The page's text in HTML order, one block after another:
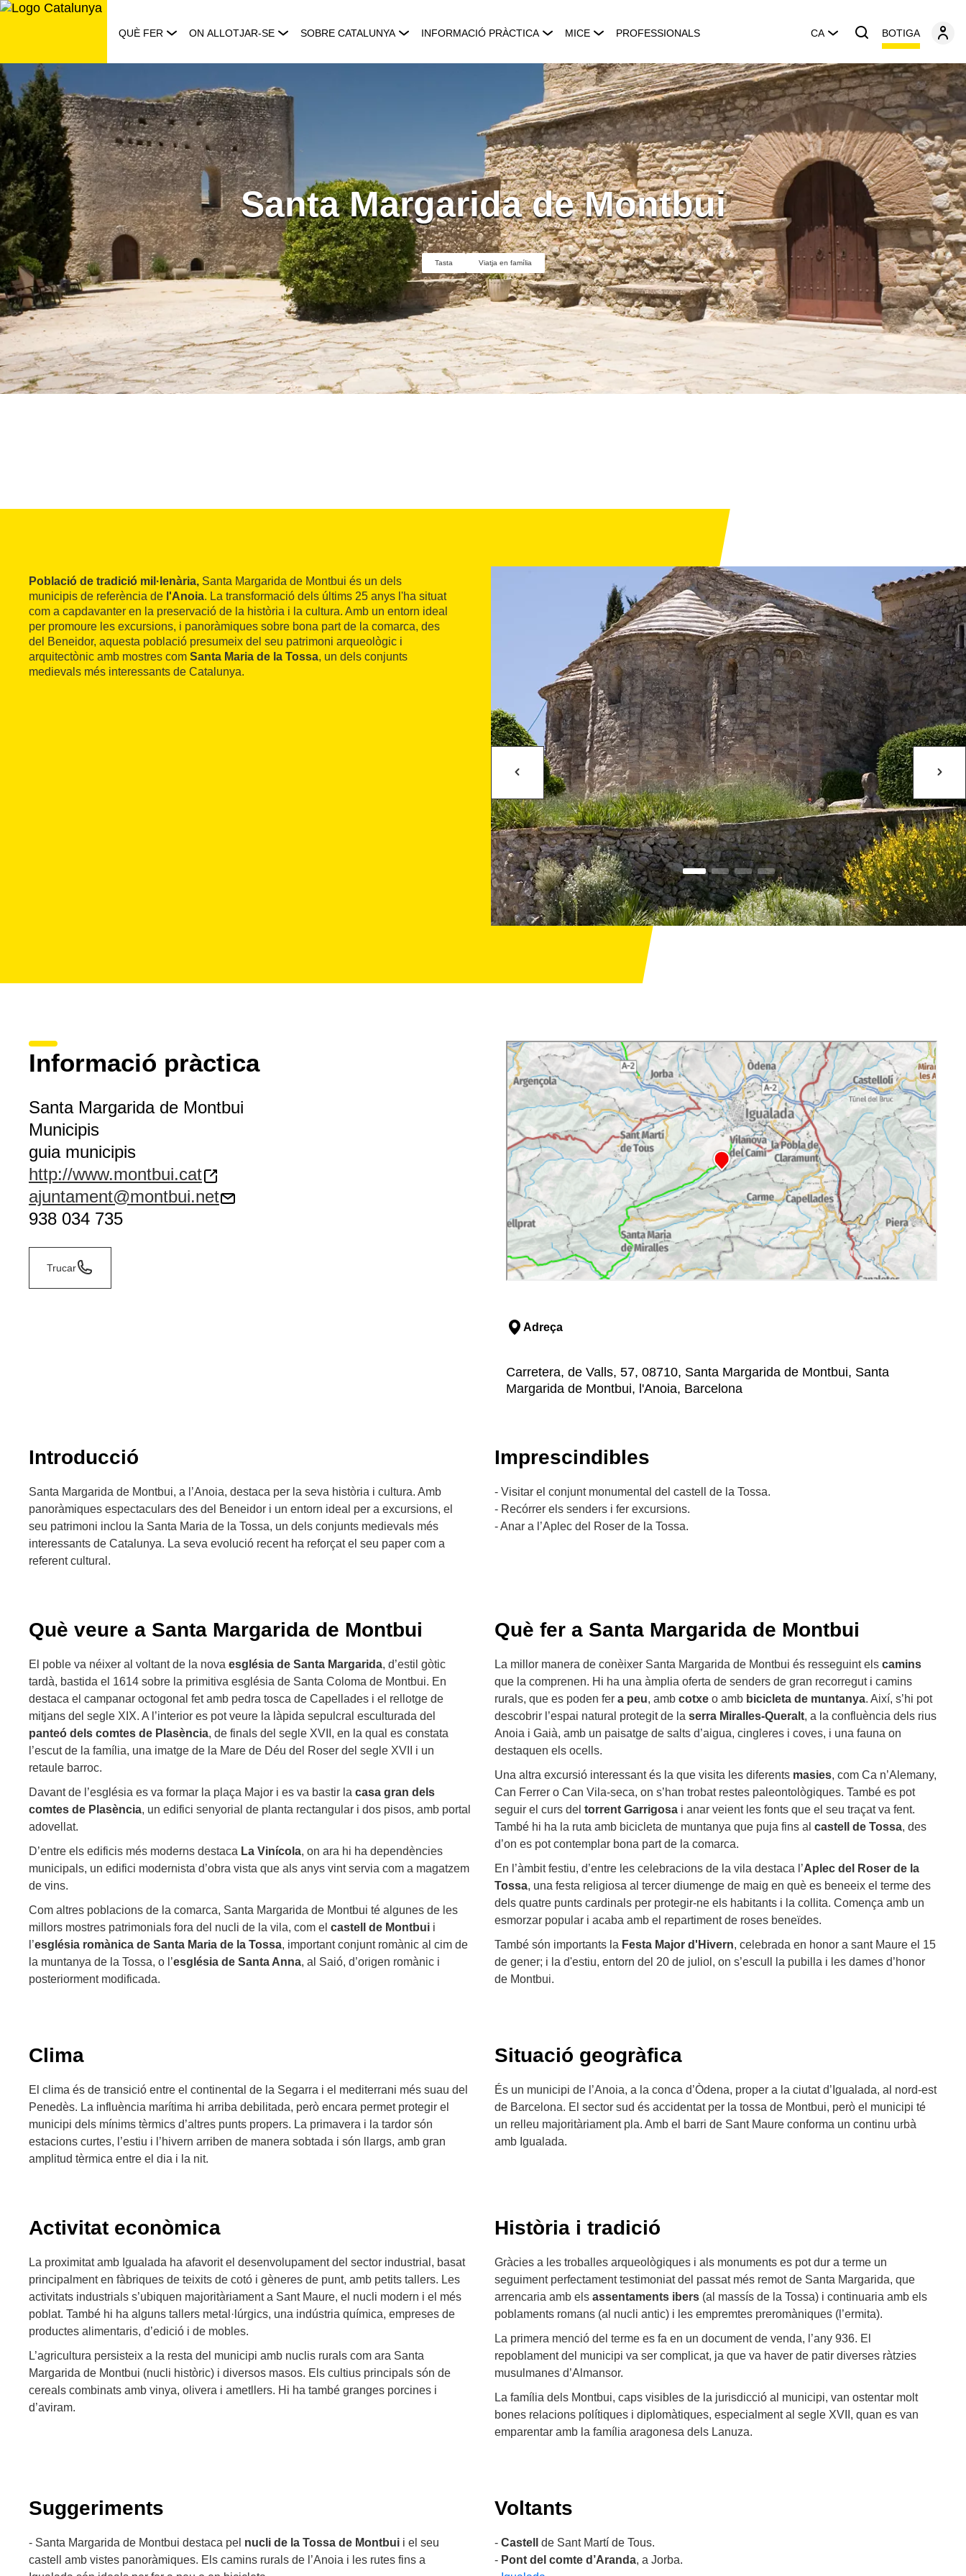
Saltar
QUÈ FER ON ALLOTJAR-SE SOBRE CATALUNYA INFORMACIÓ PRÀCTICA MICE PROFESSIONALS CA BOTIGA
Santa Margarida de Montbui
Tasta Viatja en família
Població de tradició mil·lenària, Santa Margarida de Montbui és un dels
municipis de referència de l'Anoia. La transformació dels últims 25 anys l'ha situat
com a capdavanter en la preservació de la història i la cultura. Amb un entorn ideal
per promoure les excursions, i panoràmiques sobre bona part de la comarca, des
del Beneidor, aquesta població presumeix del seu patrimoni arqueològic i
arquitectònic amb mostres com Santa Maria de la Tossa, un dels conjunts
medievals més interessants de Catalunya.
Informació pràctica
Santa Margarida de Montbui
Municipis
guia municipis
http://www.montbui.cat
ajuntament@montbui.net
938 034 735
Trucar
Adreça
Carretera, de Valls, 57, 08710, Santa Margarida de Montbui, Santa
Margarida de Montbui, l'Anoia, Barcelona
Introducció
Santa Margarida de Montbui, a l’Anoia, destaca per la seva història i cultura. Amb
panoràmiques espectaculars des del Beneidor i un entorn ideal per a excursions, el
seu patrimoni inclou la Santa Maria de la Tossa, un dels conjunts medievals més
interessants de Catalunya. La seva evolució recent ha reforçat el seu paper com a
referent cultural.
Imprescindibles
- Visitar el conjunt monumental del castell de la Tossa.
- Recórrer els senders i fer excursions.
- Anar a l’Aplec del Roser de la Tossa.
Què veure a Santa Margarida de Montbui
El poble va néixer al voltant de la nova església de Santa Margarida, d’estil gòtic
tardà, bastida el 1614 sobre la primitiva església de Santa Coloma de Montbui. En
destaca el campanar octogonal fet amb pedra tosca de Capellades i el rellotge de
mitjans del segle XIX. A l’interior es pot veure la làpida sepulcral esculturada del
panteó dels comtes de Plasència, de finals del segle XVII, en la qual es constata
l’escut de la família, una imatge de la Mare de Déu del Roser del segle XVII i un
retaule barroc.
Davant de l’església es va formar la plaça Major i es va bastir la casa gran dels
comtes de Plasència, un edifici senyorial de planta rectangular i dos pisos, amb portal
adovellat.
D’entre els edificis més moderns destaca La Vinícola, on ara hi ha dependències
municipals, un edifici modernista d’obra vista que als anys vint servia com a magatzem
de vins.
Com altres poblacions de la comarca, Santa Margarida de Montbui té algunes de les
millors mostres patrimonials fora del nucli de la vila, com el castell de Montbui i
l’església romànica de Santa Maria de la Tossa, important conjunt romànic al cim de
la muntanya de la Tossa, o l’església de Santa Anna, al Saió, d’origen romànic i
posteriorment modificada.
Què fer a Santa Margarida de Montbui
La millor manera de conèixer Santa Margarida de Montbui és resseguint els camins
que la comprenen. Hi ha una àmplia oferta de senders de gran recorregut i camins
rurals, que es poden fer a peu, amb cotxe o amb bicicleta de muntanya. Així, s’hi pot
descobrir l’espai natural protegit de la serra Miralles-Queralt, a la confluència dels rius
Anoia i Gaià, amb un paisatge de salts d’aigua, cingleres i coves, i una fauna on
destaquen els ocells.
Una altra excursió interessant és la que visita les diferents masies, com Ca n’Alemany,
Can Ferrer o Can Vila-seca, on s’han trobat restes paleontològiques. També es pot
seguir el curs del torrent Garrigosa i anar veient les fonts que el seu traçat va fent.
També hi ha la ruta amb bicicleta de muntanya que puja fins al castell de Tossa, des
d’on es pot contemplar bona part de la comarca.
En l’àmbit festiu, d’entre les celebracions de la vila destaca l’Aplec del Roser de la
Tossa, una festa religiosa al tercer diumenge de maig en què es beneeix el terme des
dels quatre punts cardinals per protegir-ne els habitants i la collita. Comença amb un
esmorzar popular i acaba amb el repartiment de roses beneïdes.
També són importants la Festa Major d'Hivern, celebrada en honor a sant Maure el 15
de gener; i la d'estiu, entorn del 20 de juliol, on s’escull la pubilla i les dames d’honor
de Montbui.
Clima
El clima és de transició entre el continental de la Segarra i el mediterrani més suau del
Penedès. La influència marítima hi arriba debilitada, però encara permet protegir el
municipi dels mínims tèrmics d’altres punts propers. La primavera i la tardor són
estacions curtes, l’estiu i l’hivern arriben de manera sobtada i són llargs, amb gran
amplitud tèrmica entre el dia i la nit.
Situació geogràfica
És un municipi de l’Anoia, a la conca d’Òdena, proper a la ciutat d’Igualada, al nord-est
de Barcelona. El sector sud és accidentat per la tossa de Montbui, però el municipi té
un relleu majoritàriament pla. Amb el barri de Sant Maure conforma un continu urbà
amb Igualada.
Activitat econòmica
La proximitat amb Igualada ha afavorit el desenvolupament del sector industrial, basat
principalment en fàbriques de teixits de cotó i gèneres de punt, amb petits tallers. Les
activitats industrials s’ubiquen majoritàriament a Sant Maure, el nucli modern i el més
poblat. També hi ha alguns tallers metal·lúrgics, una indústria química, empreses de
productes alimentaris, d’edició i de mobles.
L’agricultura persisteix a la resta del municipi amb nuclis rurals com ara Santa
Margarida de Montbui (nucli històric) i diversos masos. Els cultius principals són de
cereals combinats amb vinya, olivera i ametllers. Hi ha també granges porcines i
d’aviram.
Història i tradició
Gràcies a les troballes arqueològiques i als monuments es pot dur a terme un
seguiment perfectament testimoniat del passat més remot de Santa Margarida, que
arrencaria amb els assentaments ibers (al massís de la Tossa) i continuaria amb els
poblaments romans (al nucli antic) i les empremtes preromàniques (l’ermita).
La primera menció del terme es fa en un document de venda, l’any 936. El
repoblament del municipi va ser complicat, ja que va haver de patir diverses ràtzies
musulmanes d’Almansor.
La família dels Montbui, caps visibles de la jurisdicció al municipi, van ostentar molt
bones relacions polítiques i diplomàtiques, especialment al segle XVII, quan es van
emparentar amb la família aragonesa dels Lanuza.
Suggeriments
- Santa Margarida de Montbui destaca pel nucli de la Tossa de Montbui i el seu
castell amb vistes panoràmiques. Els camins rurals de l’Anoia i les rutes fins a
Voltants
- Castell
de Sant Martí de Tous.
- Pont del comte d’Aranda, a Jorba.